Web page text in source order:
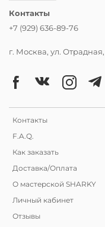
Контакты
F.A.Q.
Как заказать
Доставка/Оплата
О мастерской SHARKY
Личный кабинет
Отзывы
Контакты
+7 (929) 636-89-76
г. Москва, ул. Отрадная,